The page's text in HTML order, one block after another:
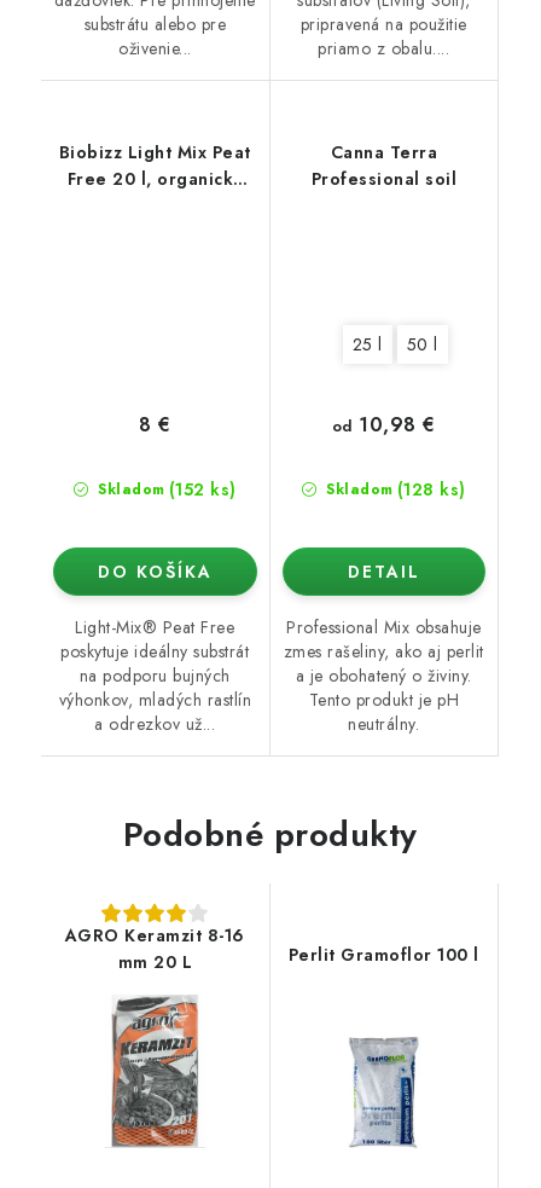
substrátu alebo pre
oživenie...
pripravená na použitie
priamo z obalu....
Biobizz Light Mix Peat
Free 20 l, organický
Skladom (152 ks)
8 €
DO KOŠÍKA
Light-Mix® Peat Free
poskytuje ideálny substrát
na podporu bujných
výhonkov, mladých rastlín
a odrezkov už...
Canna Terra
Professional soil
25 l 50 l
Skladom (128 ks)
od 10,98 €
DETAIL
Professional Mix obsahuje
zmes rašeliny, ako aj perlit
a je obohatený o živiny.
Tento produkt je pH
neutrálny.
Podobné produkty
AGRO Keramzit 8-16
mm 20 L
Perlit Gramoflor 100 l